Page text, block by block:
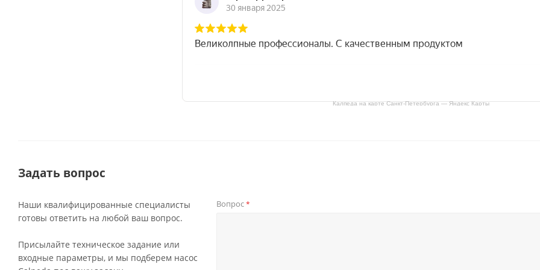
Калпеда на карте Санкт‑Петербурга — Яндекс Карты
Задать вопрос
Наши квалифицированные специалисты
готовы ответить на любой ваш вопрос.
Присылайте техническое задание или
входные параметры, и мы подберем насос
Вопрос*